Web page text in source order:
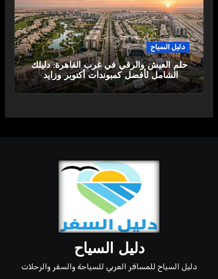
دليل السياح
حلم العيش والرقي في غرب القاهرة: دليلك
الشامل لأفضل كمبوندات أكتوبر وزايد
دليل السياح
دليل السياح للمسافر العربي للسياحة والسفر والرحلات